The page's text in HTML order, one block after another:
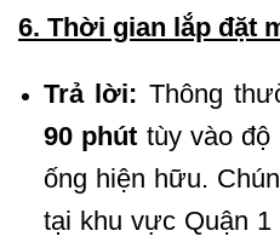
6. Thời gian lắp đặt
Trả lời: Thông
90 phút tùy vào
ống hiện hữu.
tại khu vực Quận